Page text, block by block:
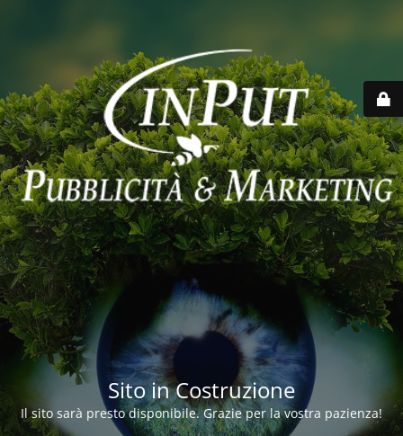
Sito in Costruzione
Il sito sarà presto disponibile. Grazie per la vostra pazienza!